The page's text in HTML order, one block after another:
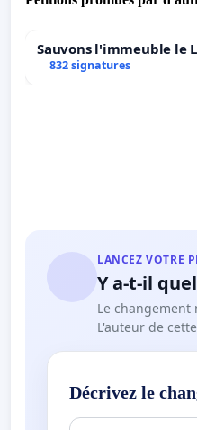
Sauvons l'immeuble le
832 signatures
LANCEZ VOTRE
Y a-t-il
Le changement
L'auteur de
Décrivez le